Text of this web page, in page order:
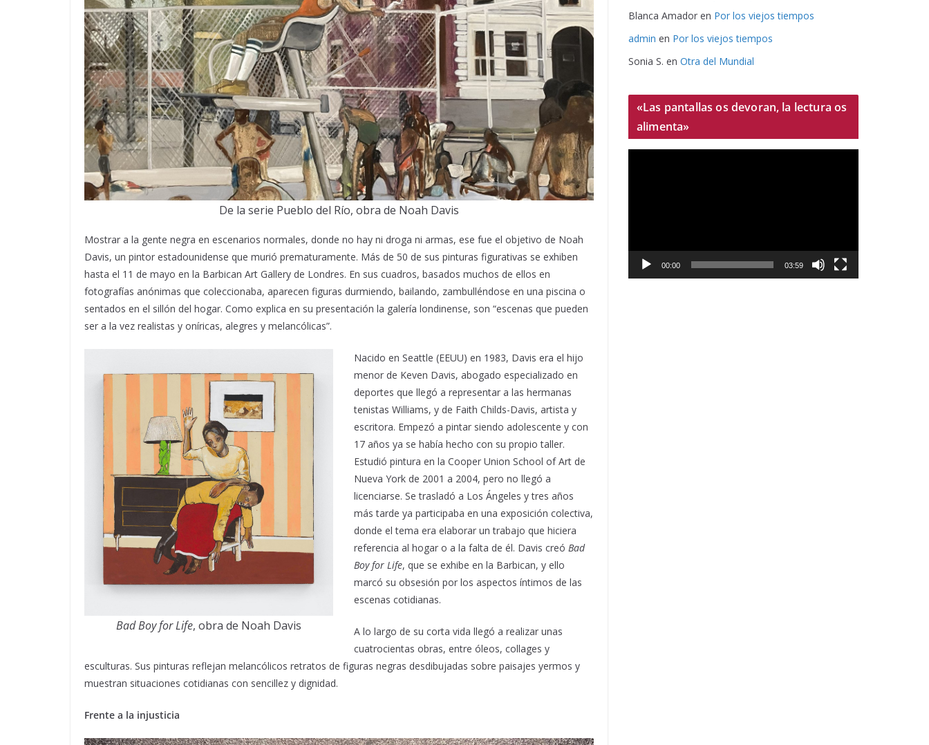
De la serie Pueblo del Río, obra de Noah Davis
Mostrar a la gente negra en escenarios normales, donde no hay ni droga ni armas, ese fue el objetivo de Noah
Davis, un pintor estadounidense que murió prematuramente. Más de 50 de sus pinturas figurativas se exhiben
hasta el 11 de mayo en la Barbican Art Gallery de Londres. En sus cuadros, basados muchos de ellos en
fotografías anónimas que coleccionaba, aparecen figuras durmiendo, bailando, zambulléndose en una piscina o
sentados en el sillón del hogar. Como explica en su presentación la galería londinense, son “escenas que pueden
ser a la vez realistas y oníricas, alegres y melancólicas”.
Bad Boy for Life, obra de Noah Davis
Nacido en Seattle (EEUU) en 1983, Davis era el hijo
menor de Keven Davis, abogado especializado en
deportes que llegó a representar a las hermanas
tenistas Williams, y de Faith Childs-Davis, artista y
escritora. Empezó a pintar siendo adolescente y con
17 años ya se había hecho con su propio taller.
Estudió pintura en la Cooper Union School of Art de
Nueva York de 2001 a 2004, pero no llegó a
licenciarse. Se trasladó a Los Ángeles y tres años
más tarde ya participaba en una exposición colectiva,
donde el tema era elaborar un trabajo que hiciera
referencia al hogar o a la falta de él. Davis creó Bad
Boy for Life, que se exhibe en la Barbican, y ello
marcó su obsesión por los aspectos íntimos de las
escenas cotidianas.
A lo largo de su corta vida llegó a realizar unas
cuatrocientas obras, entre óleos, collages y
esculturas. Sus pinturas reflejan melancólicos retratos de figuras negras desdibujadas sobre paisajes yermos y
muestran situaciones cotidianas con sencillez y dignidad.
Frente a la injusticia
Blanca Amador en Por los viejos tiempos
admin en Por los viejos tiempos
Sonia S. en Otra del Mundial
«Las pantallas os devoran, la lectura os
alimenta»
c
00:00 03:59